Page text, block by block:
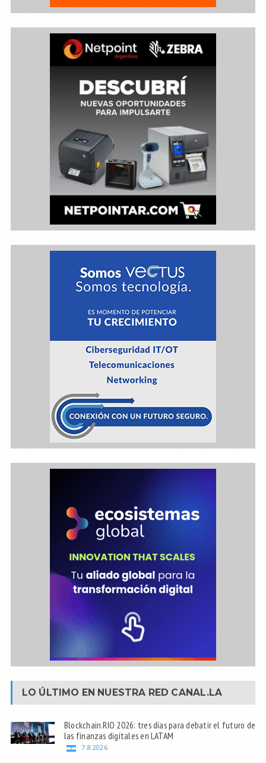
LO ÚLTIMO EN NUESTRA RED CANAL.LA
Blockchain.RIO 2026: tres días para debatir el futuro de
las finanzas digitales en LATAM
7.8.2026